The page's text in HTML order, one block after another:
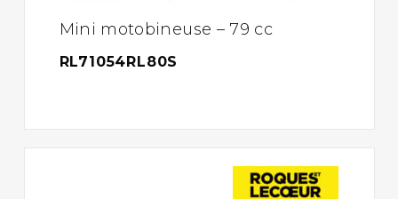
Mini motobineuse – 79 cc
RL71054RL80S